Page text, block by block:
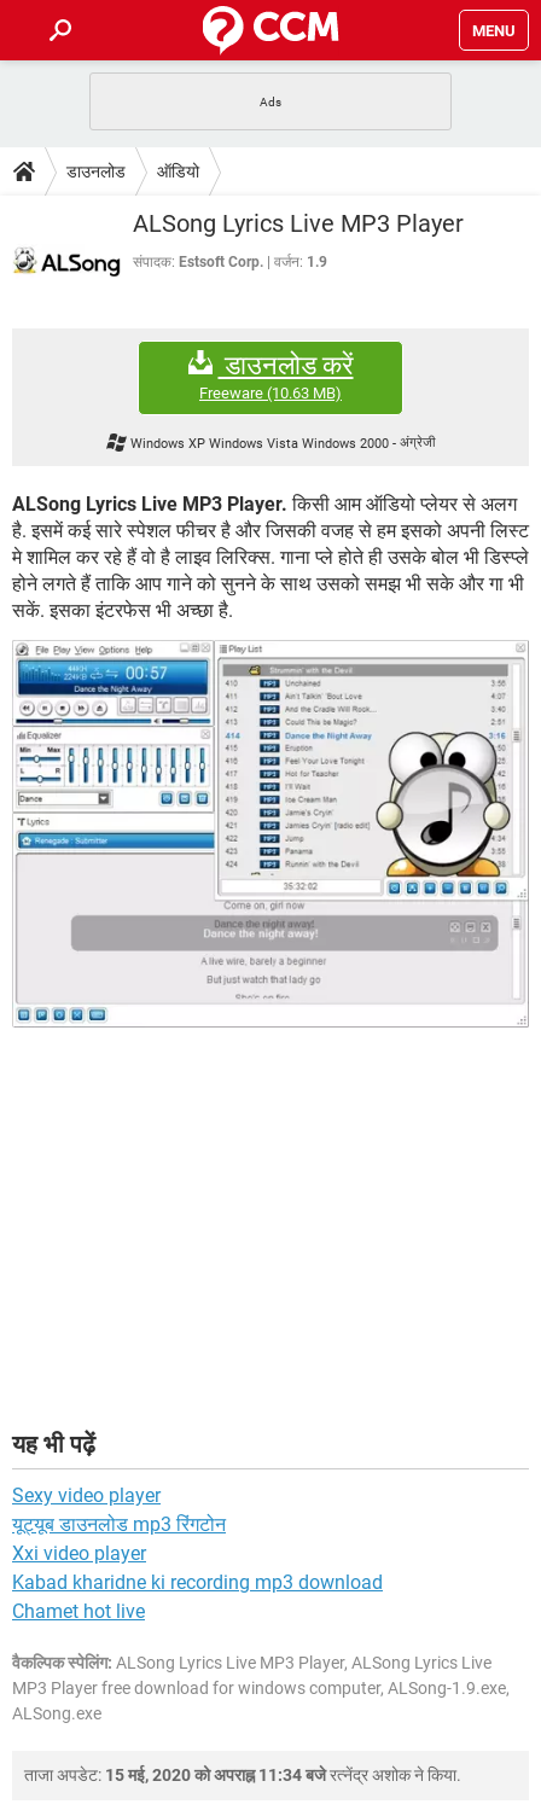
MENU
फोन पर अकाउंट बैलेंस चेक
WhatsApp Hack हो गया? Lucky Patcher यूज करें
टेक-स्पेशल
2020 के फ्री एंटीवायरस
Vidmate PUBG Mobile
FORUM
कंप्यूटर बस
डाउनलोड ऑडियो
ALSong Lyrics Live MP3 Player
संपादक: Estsoft Corp. वर्जन: 1.9
डाउनलोड करें
Freeware (10.63 MB)
Windows XP Windows Vista Windows 2000-अंग्रेजी
ALSong Lyrics Live MP3 Player. किसी आम ऑडियो प्लेयर से अलग
है. इसमें कई सारे स्पेशल फीचर है और जिसकी वजह से हम इसको अपनी लिस्ट
मे शामिल कर रहे हैं वो है लाइव लिरिक्स. गाना प्ले होते ही उसके बोल भी डिस्प्ले
होने लगते हैं ताकि आप गाने को सुनने के साथ उसको समझ भी सके और गा भी
सकें. इसका इंटरफेस भी अच्छा है.
यह भी पढ़ें
Sexy video player
यूट्यूब डाउनलोड mp3 रिंगटोन
Xxi video player
Kabad kharidne ki recording mp3 download
Chamet hot live
वैकल्पिक स्पेलिंग: ALSong Lyrics Live MP3 Player, ALSong Lyrics Live
MP3 Player free download for windows computer, ALSong-1.9.exe,
ALSong.exe
ताजा अपडेट: 15 मई, 2020 को अपराह्न 11:34 बजेरत्नेंद्र अशोकने किया.